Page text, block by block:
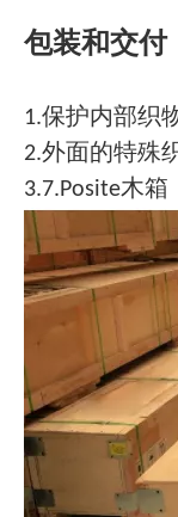
包装和交付
1.保护内部织
2.外面的特殊
3.7.Posite木箱